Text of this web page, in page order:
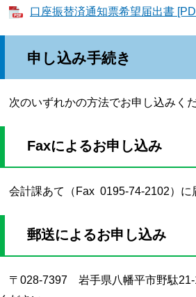
口座振替済通知票希望届出書
申し込み手続き
次のいずれかの方法でお申し込みくだ
Faxによるお申し込み
会計課あて（Fax 0195-74-2102）に
郵送によるお申し込み
〒028-7397 岩手県八幡平市野駄